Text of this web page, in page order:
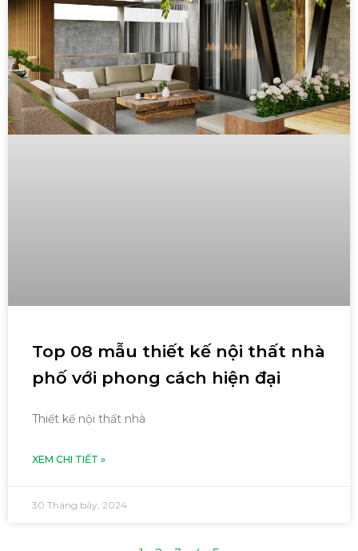
Top 08 mẫu thiết kế nội thất nhà
phố với phong cách hiện đại
Thiết kế nội thất nhà
XEM CHI TIẾT »
30 Tháng bảy, 2024